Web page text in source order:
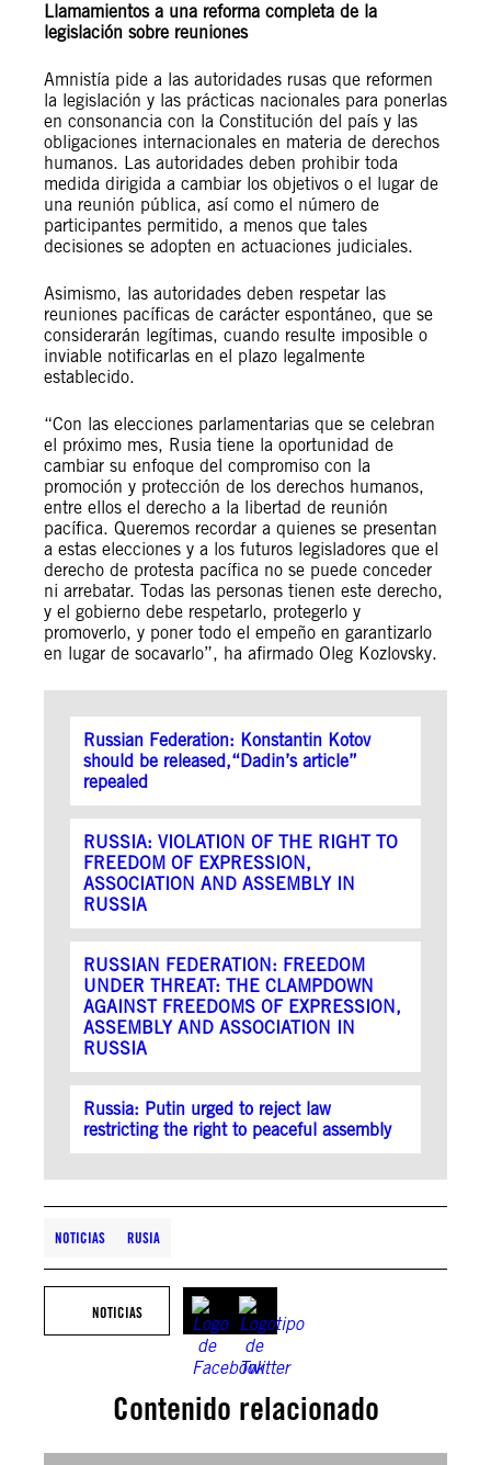
Llamamientos a una reforma completa de la
legislación sobre reuniones
Amnistía pide a las autoridades rusas que reformen
la legislación y las prácticas nacionales para ponerlas
en consonancia con la Constitución del país y las
obligaciones internacionales en materia de derechos
humanos. Las autoridades deben prohibir toda
medida dirigida a cambiar los objetivos o el lugar de
una reunión pública, así como el número de
participantes permitido, a menos que tales
decisiones se adopten en actuaciones judiciales.
Asimismo, las autoridades deben respetar las
reuniones pacíficas de carácter espontáneo, que se
considerarán legítimas, cuando resulte imposible o
inviable notificarlas en el plazo legalmente
establecido.
“Con las elecciones parlamentarias que se celebran
el próximo mes, Rusia tiene la oportunidad de
cambiar su enfoque del compromiso con la
promoción y protección de los derechos humanos,
entre ellos el derecho a la libertad de reunión
pacífica. Queremos recordar a quienes se presentan
a estas elecciones y a los futuros legisladores que el
derecho de protesta pacífica no se puede conceder
ni arrebatar. Todas las personas tienen este derecho,
y el gobierno debe respetarlo, protegerlo y
promoverlo, y poner todo el empeño en garantizarlo
en lugar de socavarlo”, ha afirmado Oleg Kozlovsky.
Russian Federation: Konstantin Kotov
should be released,“Dadin’s article”
repealed
RUSSIA: VIOLATION OF THE RIGHT TO
FREEDOM OF EXPRESSION,
ASSOCIATION AND ASSEMBLY IN
RUSSIA
RUSSIAN FEDERATION: FREEDOM
UNDER THREAT: THE CLAMPDOWN
AGAINST FREEDOMS OF EXPRESSION,
ASSEMBLY AND ASSOCIATION IN
RUSSIA
Russia: Putin urged to reject law
restricting the right to peaceful assembly
NOTICIAS RUSIA
NOTICIAS
Contenido relacionado